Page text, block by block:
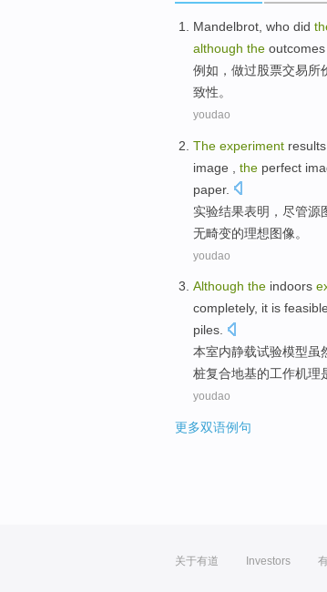
Mandelbrot , who did
although the outcomes
例如 ， 做过股票交易所
致性。
youdao
The experiment results
image
the perfect
paper.
实验结果表明 ， 尽管源
无畸变的理想图像。
youdao
Although the indoors
completely, it is feasible
piles.
本室内静载试验模型虽
桩复合地基的工作机理
youdao
更多双语例句
关于有道 Investors